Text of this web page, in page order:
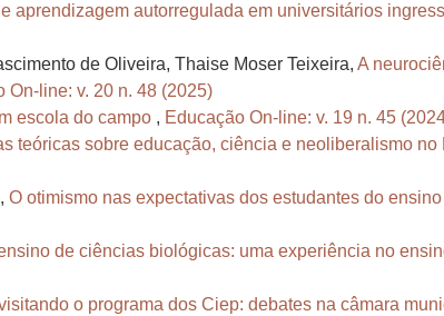
aprendizagem autorregulada em universitários
de Oliveira, Thaise Moser Teixeira, A
On-line: v. 20 n. 48 (2025)
escola do campo , Educação On-line: v. 19 n. 45
teóricas sobre educação, ciência e neoliberalismo no
O otimismo nas expectativas dos estudantes do ensino
de ciências biológicas: uma experiência no
o programa dos Ciep: debates na câmara